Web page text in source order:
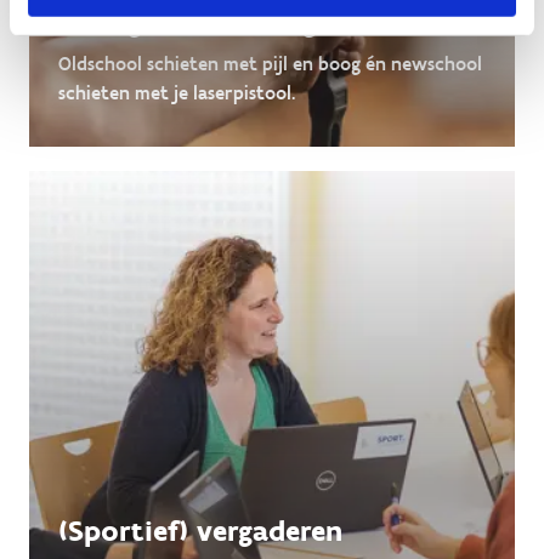
Lasergamen & Boogschieten
Oldschool schieten met pijl en boog én newschool
schieten met je laserpistool.
(Sportief) vergaderen